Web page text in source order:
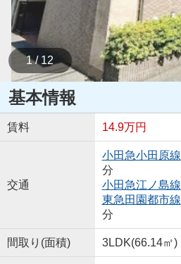
1 / 12
基本情報
賃料 14.9万円
交通
小田急小田原線
分
小田急江ノ島線
東急田園都市線
分
間取り(面積) 3LDK(66.14㎡)